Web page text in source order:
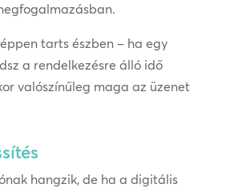
tarts észben – ha egy
a rendelkezésre álló idő
valószínűleg maga az üzenet
hangzik, de ha a digitális